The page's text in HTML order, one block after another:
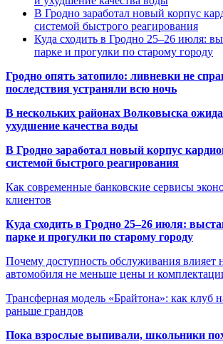
В Гродно заработал новый корпус
системой быстрого реагирования
Куда сходить в Гродно 25–26 июля:
парке и прогулки по старому городу
Гродно опять затопило: ливневки не
последствия устраняли всю ночь
В нескольких районах Волковыска
ухудшение качества воды
В Гродно заработал новый корпус
системой быстрого реагирования
Как современные банковские сервисы
клиентов
Куда сходить в Гродно 25–26 июля:
парке и прогулки по старому городу
Почему доступность обслуживания влияет
автомобиля не меньше цены и
Трансферная модель «Брайтона»: как клуб
раньше грандов
Пока взрослые выпивали, школьники